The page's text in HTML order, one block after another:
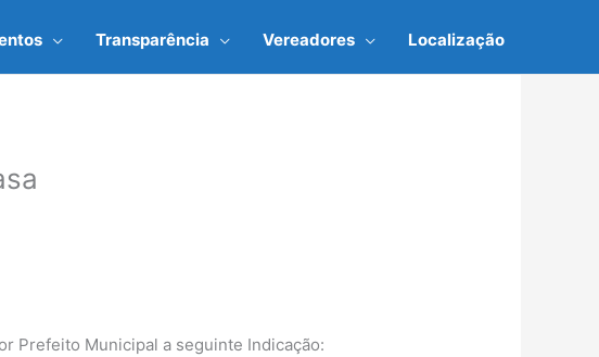
Transparência Vereadores Localização
Prefeito Municipal a seguinte Indicação: